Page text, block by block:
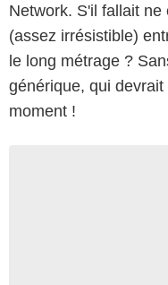
Network. S'il fallait
(assez irrésistible)
le long métrage ?
générique, qui
moment !